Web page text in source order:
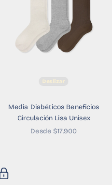
Deslizar
Media Diabéticos Beneficios
Circulación Lisa Unisex
Precio de oferta
Desde $17.900